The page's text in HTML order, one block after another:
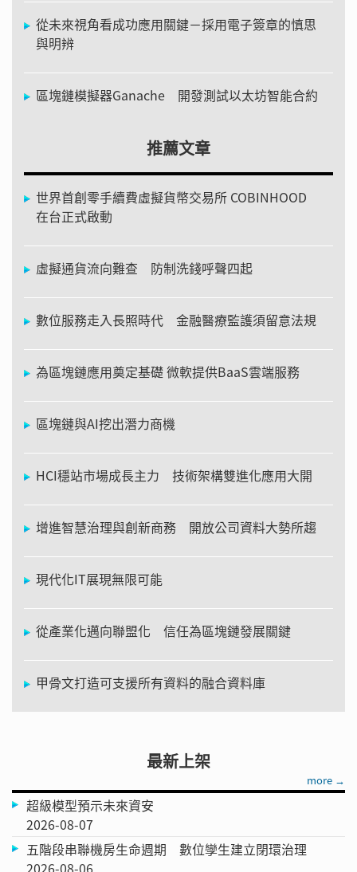
從未來視角看成功應用關鍵－採用電子簽章的慎思
與明辨
區塊鏈模擬器Ganache 開發測試以太坊智能合約
推薦文章
世界首創零手續費虛擬貨幣交易所 COBINHOOD
在台正式啟動
虛擬通貨流向難查 防制洗錢呼聲四起
數位服務走入長照時代 金融醫療監護須留意法規
為區塊鏈應用奠定基礎 微軟提供BaaS雲端服務
區塊鏈與AI挖出潛力商機
HCI穩站市場成長主力 技術架構雙進化應用大開
增進智慧治理與創新商務 開放公司資料大勢所趨
現代化IT展現無限可能
從產業化邁向聯盟化 信任為區塊鏈發展關鍵
甲骨文打造可支援所有資料的融合資料庫
最新上架
more →
超級模型預示未來資安
2026-08-07
五階段串聯機房生命週期 數位孿生建立閉環治理
2026-08-06